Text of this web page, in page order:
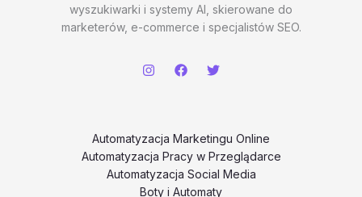
wyszukiwarki i systemy AI, skierowane do
marketerów, e-commerce i specjalistów SEO.
Automatyzacja Marketingu Online
Automatyzacja Pracy w Przeglądarce
Automatyzacja Social Media
Boty i Automaty